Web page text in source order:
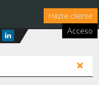
Hazte cliente
Acceso